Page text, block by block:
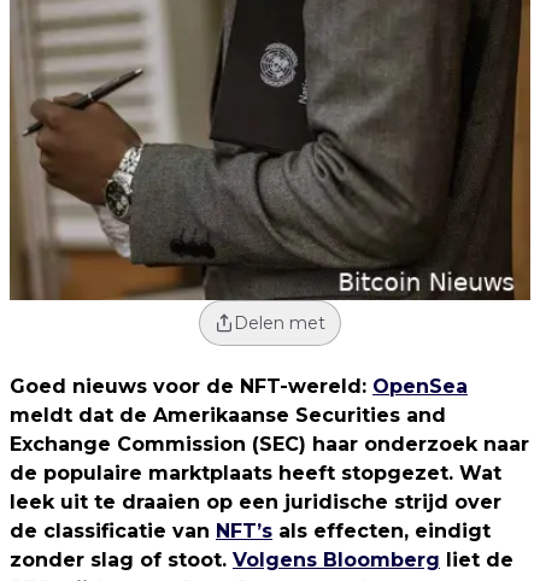
Delen met
Goed nieuws voor de NFT-wereld: OpenSea
meldt dat de Amerikaanse Securities and
Exchange Commission (SEC) haar onderzoek naar
de populaire marktplaats heeft stopgezet. Wat
leek uit te draaien op een juridische strijd over
de classificatie van NFT’s als effecten, eindigt
zonder slag of stoot. Volgens Bloomberg liet de